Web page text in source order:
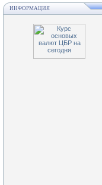
ИНФОРМАЦИЯ